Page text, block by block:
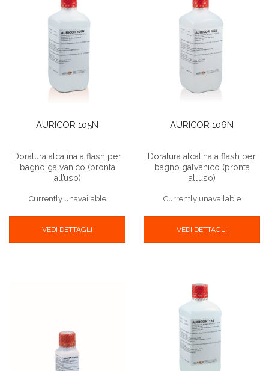
AURICOR 105N
Doratura alcalina a flash per
bagno galvanico (pronta
all’uso)
Currently unavailable
VEDI DETTAGLI
AURICOR 106N
Doratura alcalina a flash per
bagno galvanico (pronta
all’uso)
Currently unavailable
VEDI DETTAGLI